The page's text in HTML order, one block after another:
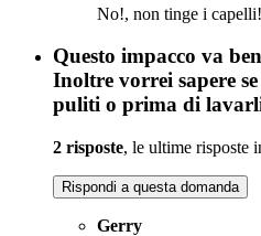
No!, non tinge i
Questo impacco va
Inoltre vorrei sapere
puliti o prima di
2 risposte, le ultime risposte
Rispondi a questa domanda
Gerry